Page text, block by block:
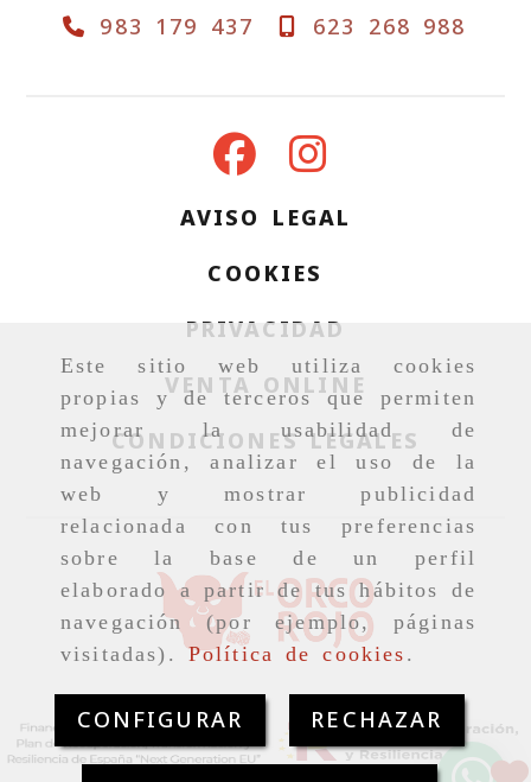
Este sitio web utiliza cookies
propias y de terceros que permiten
mejorar la usabilidad de
navegación, analizar el uso de la
web y mostrar publicidad
relacionada con tus preferencias
sobre la base de un perfil
elaborado a partir de tus hábitos de
navegación (por ejemplo, páginas
visitadas).Política de cookies .
CONFIGURAR RECHAZAR
983 179 437
623 268 988
AVISO LEGAL
COOKIES
PRIVACIDAD
VENTA ONLINE
CONDICIONES LEGALES